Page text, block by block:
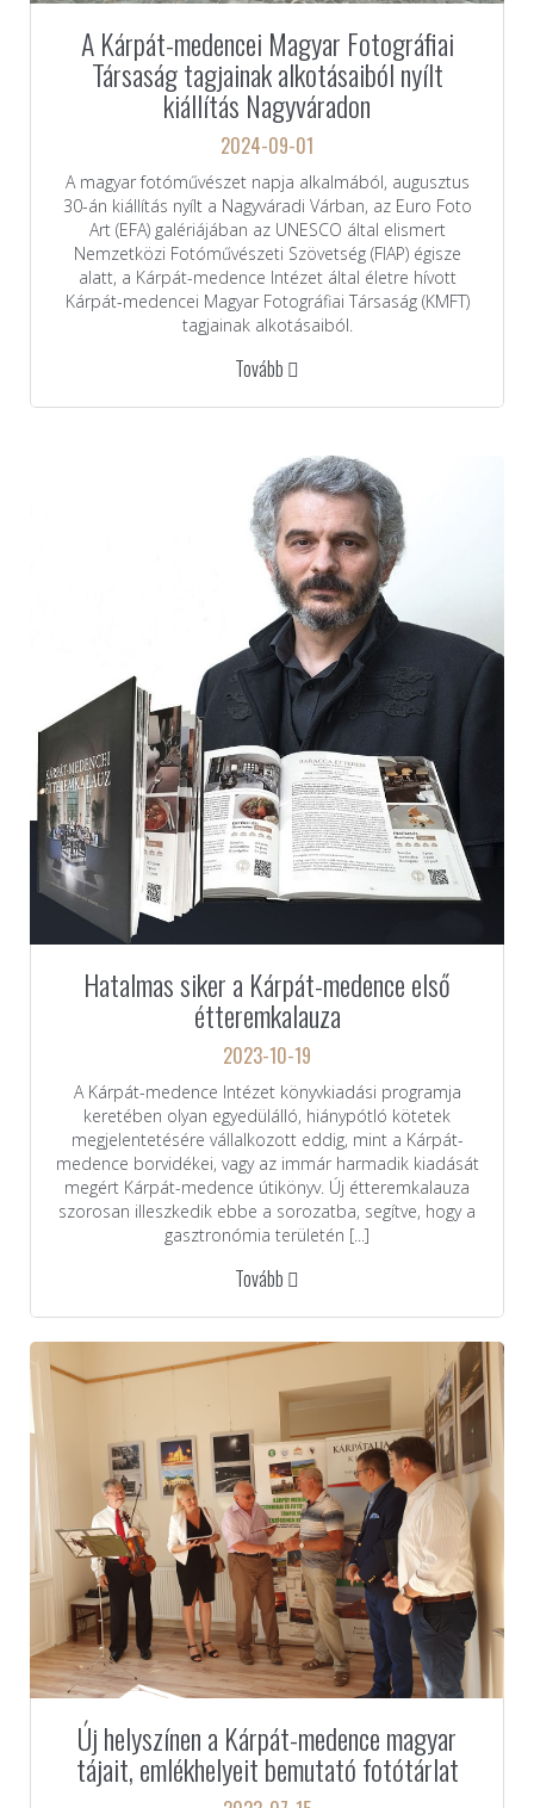
A Kárpát-medencei Magyar Fotográfiai
Társaság tagjainak alkotásaiból nyílt
kiállítás Nagyváradon
2024-09-01
A magyar fotóművészet napja alkalmából, augusztus
30-án kiállítás nyílt a Nagyváradi Várban, az Euro Foto
Art (EFA) galériájában az UNESCO által elismert
Nemzetközi Fotóművészeti Szövetség (FIAP) égisze
alatt, a Kárpát-medence Intézet által életre hívott
Kárpát-medencei Magyar Fotográfiai Társaság (KMFT)
tagjainak alkotásaiból.
Tovább
Hatalmas siker a Kárpát-medence első
étteremkalauza
2023-10-19
A Kárpát-medence Intézet könyvkiadási programja
keretében olyan egyedülálló, hiánypótló kötetek
megjelentetésére vállalkozott eddig, mint a Kárpát-
medence borvidékei, vagy az immár harmadik kiadását
megért Kárpát-medence útikönyv. Új étteremkalauza
szorosan illeszkedik ebbe a sorozatba, segítve, hogy a
gasztronómia területén [...]
Tovább
Új helyszínen a Kárpát-medence magyar
tájait, emlékhelyeit bemutató fotótárlat